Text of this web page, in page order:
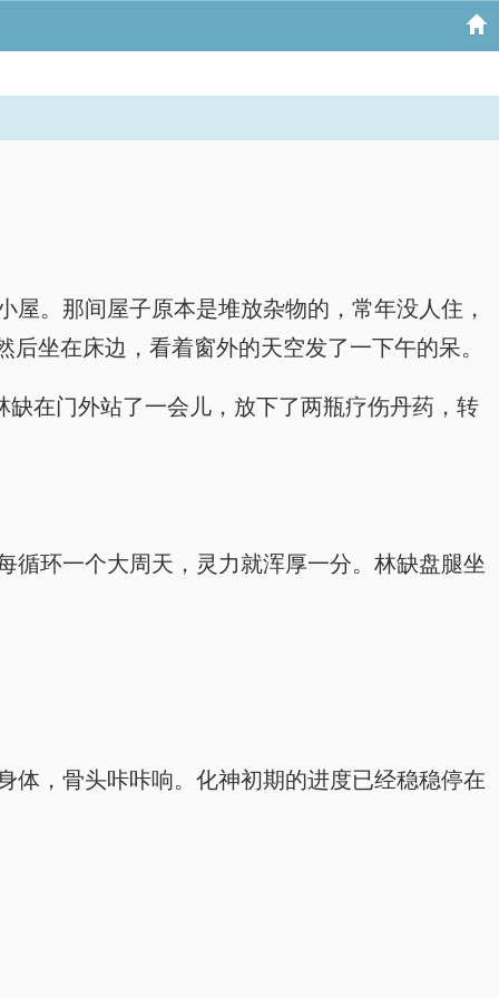
。那间屋子原本是堆放杂物的，常年没人住，
坐在床边，看着窗外的天空发了一下午的呆。
在门外站了一会儿，放下了两瓶疗伤丹药，转
循环一个大周天，灵力就浑厚一分。林缺盘腿坐
体，骨头咔咔响。化神初期的进度已经稳稳停在